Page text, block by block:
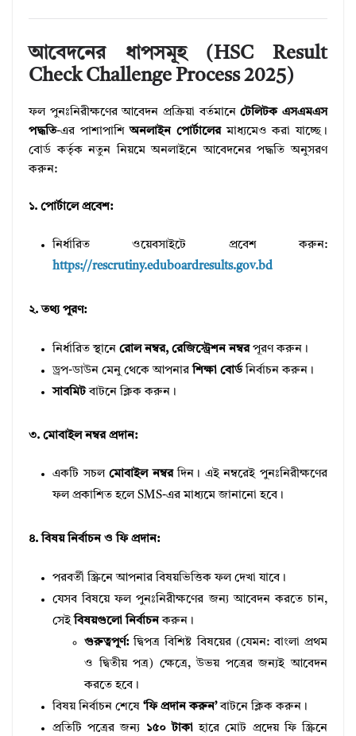
আবেদনের ধাপসমূহ (HSC Result
Check Challenge Process 2025)
ফল পুনঃনিরীক্ষণের আবেদন প্রক্রিয়া বর্তমানেটেলিটক এসএমএস
পদ্ধতি-এর পাশাপাশিঅনলাইন পোর্টালেরমাধ্যমেও করা যাচ্ছে।
বোর্ড কর্তৃক নতুন নিয়মে অনলাইনে আবেদনের পদ্ধতি অনুসরণ
করুন:
১. পোর্টালে প্রবেশ:
নির্ধারিত ওয়েবসাইটে প্রবেশ করুন:
https://rescrutiny.eduboardresults.gov.bd
২. তথ্য পূরণ:
নির্ধারিত স্থানে রোল নম্বর, রেজিস্ট্রেশন নম্বরপূরণ করুন।
ড্রপ-ডাউন মেনু থেকে আপনারশিক্ষা বোর্ডনির্বাচন করুন।
সাবমিটবাটনে ক্লিক করুন।
৩. মোবাইল নম্বর প্রদান:
একটি সচলমোবাইল নম্বরদিন। এই নম্বরেই পুনঃনিরীক্ষণের
ফল প্রকাশিত হলে SMS-এর মাধ্যমে জানানো হবে।
৪. বিষয় নির্বাচন ও ফি প্রদান:
পরবর্তী স্ক্রিনে আপনার বিষয়ভিত্তিক ফল দেখা যাবে।
যেসব বিষয়ে ফল পুনঃনিরীক্ষণের জন্য আবেদন করতে চান,
সেইবিষয়গুলো নির্বাচনকরুন।
গুরুত্বপূর্ণ:দ্বিপত্র বিশিষ্ট বিষয়ের (যেমন: বাংলা প্রথম
ও দ্বিতীয় পত্র) ক্ষেত্রে, উভয় পত্রের জন্যই আবেদন
করতে হবে।
বিষয় নির্বাচন শেষে ‘ফি প্রদান করুন’বাটনে ক্লিক করুন।
প্রতিটি পত্রের জন্য ১৫০ টাকাহারে মোট প্রদেয় ফি স্ক্রিনে